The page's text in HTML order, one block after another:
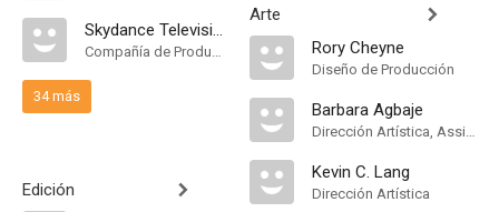
Skydance Television
Compañía de Produccion
34 más
Edición
Arte
Rory Cheyne
Diseño de Producción
Barbara Agbaje
Dirección Artística, Assistant Art Director
Kevin C. Lang
Dirección Artística